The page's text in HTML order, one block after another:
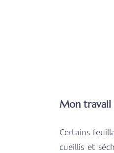
Mon travail
Certains
cueillis et